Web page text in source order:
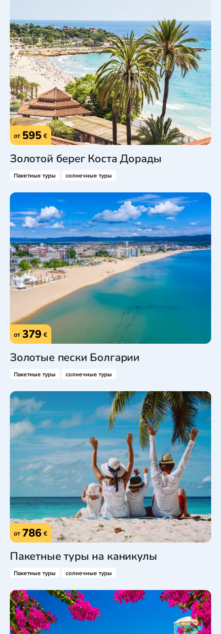
от 595 €
Золотой берег Коста Дорады
Пакетные туры солнечные туры
от 379 €
Золотые пески Болгарии
Пакетные туры солнечные туры
от 786 €
Пакетные туры на каникулы
Пакетные туры солнечные туры